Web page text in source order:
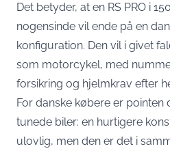
Det betyder, at en RS PRO i
nogensinde vil ende på en
konfiguration. Den vil i givet
som motorcykel, med
forsikring og hjelmkrav efter
For danske købere er
tunede biler: en hurtigere
ulovlig, men den er det i